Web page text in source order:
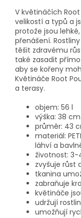
V květináčích
velikostí a typů a
protože jsou
přenášení.
těšit zdravému
také zasadit
aby se kořeny
Květináče Root
a terasy.
objem: 56 l
výška: 38 cm
průměr: 43
materiál:
láhví a
životnost: 3-
zvyšuje růst
tkanina
zabraňuje
květináče
udržují
umožňují